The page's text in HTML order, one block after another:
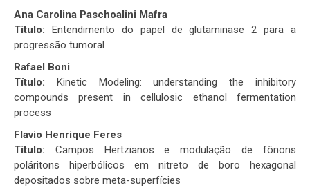
Ana Carolina Paschoalini Mafra
Título: Entendimento do papel de glutaminase 2 para a
progressão tumoral
Rafael Boni
Título: Kinetic Modeling: understanding the inhibitory
compounds present in cellulosic ethanol fermentation
process
Flavio Henrique Feres
Título: Campos Hertzianos e modulação de fônons
poláritons hiperbólicos em nitreto de boro hexagonal
depositados sobre meta-superfícies